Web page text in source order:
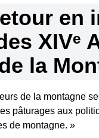
en
XIVᵉ
la
de la montagne
pâturages aux
de montagne. »